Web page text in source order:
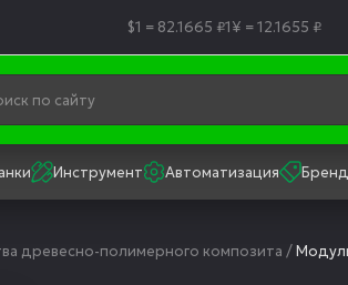
$1 = 82.1665 ₽1¥ = 12.1655 ₽
Инструмент Автоматизация
древесно-полимерного композита /